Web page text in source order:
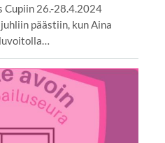
Cupiin 26.-28.4.2024
päästiin, kun Aina